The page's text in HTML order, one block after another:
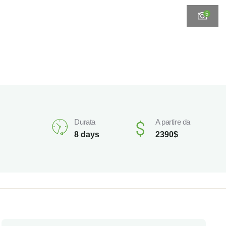
5
Durata
8 days
A partire da
2390$